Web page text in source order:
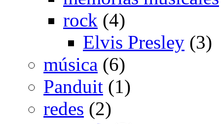
rock (4)
Elvis Presley (3)
música (6)
Panduit (1)
redes (2)